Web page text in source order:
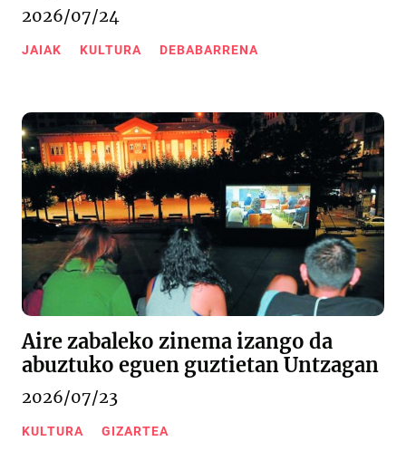
2026/07/24
JAIAK KULTURA DEBABARRENA
Aire zabaleko zinema izango da
abuztuko eguen guztietan Untzagan
2026/07/23
KULTURA GIZARTEA